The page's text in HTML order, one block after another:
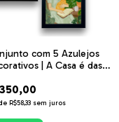
com 5 Azulejos
| A Casa é das
R$58,33 sem juros